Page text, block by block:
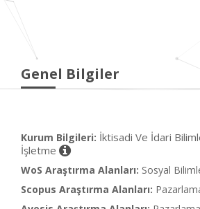
Genel Bilgiler
Kurum Bilgileri: İktisadi Ve İdari
İşletme
WoS Araştırma Alanları: Sosyal
Scopus Araştırma Alanları: